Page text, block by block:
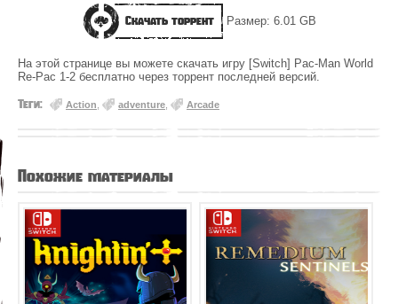
Скачать торрент Размер: 6.01 GB
На этой странице вы можете скачать игру [Switch] Pac-Man World
Re-Pac 1-2 бесплатно через торрент последней версий.
Теги: Action adventure Arcade
Похожие материалы